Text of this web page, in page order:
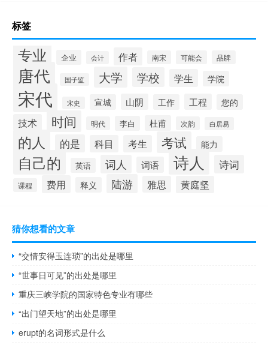
标签
专业 企业 会计 作者 南宋 可能会 品牌
唐代 国子监 大学 学校 学生 学院
宋代 宋史 宣城 山阴 工作 工程 您的
技术 时间 明代 李白 杜甫 次韵 白居易
的人 的是 科目 考生 考试 能力
自己的 英语 词人 词语 诗人 诗词
课程 费用 释义 陆游 雅思 黄庭坚
猜你想看的文章
“交情安得玉连琐”的出处是哪里
“世事日可见”的出处是哪里
重庆三峡学院的国家特色专业有哪些
“出门望天地”的出处是哪里
erupt的名词形式是什么